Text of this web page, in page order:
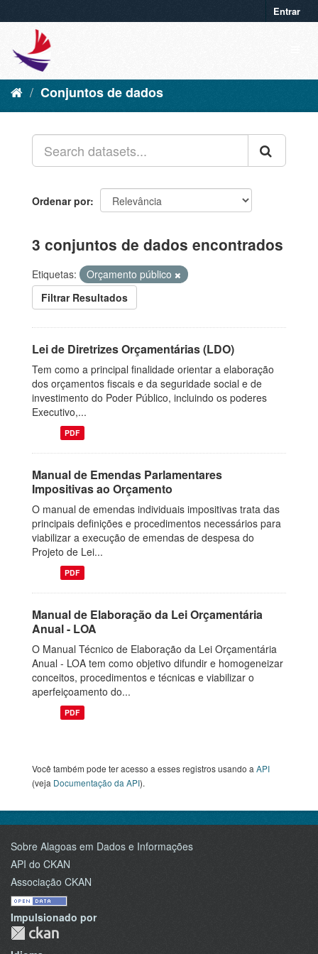
Entrar
Conjuntos de dados
Ordenar por
3 conjuntos de dados encontrados
Etiquetas:
Orçamento público
Filtrar Resultados
Lei de Diretrizes Orçamentárias (LDO)
Tem como a principal finalidade orientar a elaboração
dos orçamentos fiscais e da seguridade social e de
investimento do Poder Público, incluindo os poderes
Executivo,...
PDF
Manual de Emendas Parlamentares
Impositivas ao Orçamento
O manual de emendas individuais impositivas trata das
principais definições e procedimentos necessários para
viabilizar a execução de emendas de despesa do
Projeto de Lei...
PDF
Manual de Elaboração da Lei Orçamentária
Anual - LOA
O Manual Técnico de Elaboração da Lei Orçamentária
Anual - LOA tem como objetivo difundir e homogeneizar
conceitos, procedimentos e técnicas e viabilizar o
aperfeiçoamento do...
PDF
Você também pode ter acesso a esses registros usando a API
(veja Documentação da API).
Sobre Alagoas em Dados e Informações
API do CKAN
Associação CKAN
Impulsionado por